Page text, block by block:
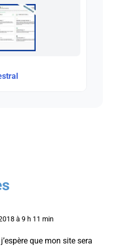
à 9 h 11 min
que mon site sera